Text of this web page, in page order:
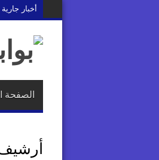
أخبار جارية
الصفحة